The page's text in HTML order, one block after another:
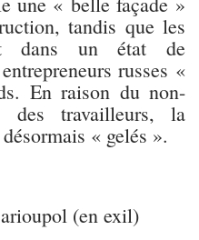
tandis que les
dans un état de
russes «
En raison du non-
des travailleurs, la
« gelés ».
(en exil)